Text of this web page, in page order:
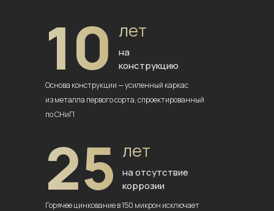
10 лет
на
конструкцию
Основа конструкции — усиленный каркас
из металла первого сорта,спроектированный
по СНиП
25 лет
на отсутствие
коррозии
Горячее цинкование в 150 микрон исключает